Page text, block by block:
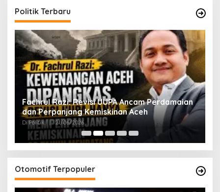
Politik Terbaru
Fachrul Razi: Revisi UUPA Ancam Perdamaian
dan Perpanjang Kemiskinan Aceh
Di Politik | 21/06/2026
Otomotif Terpopuler